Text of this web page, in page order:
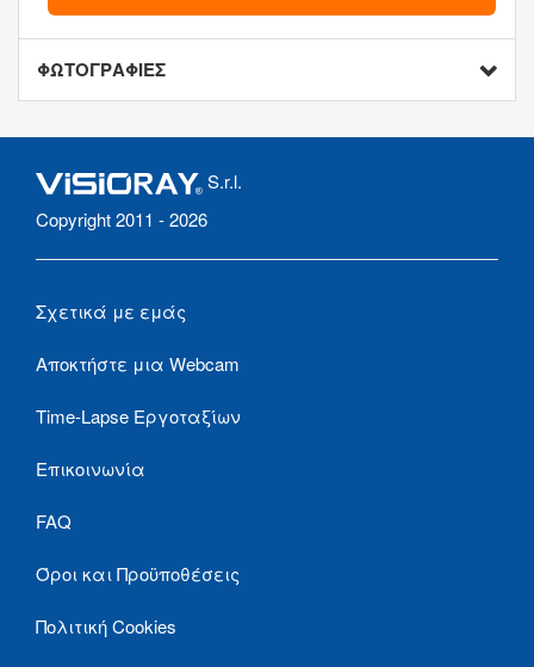
ΦΩΤΟΓΡΑΦΙΕΣ
S.r.l.
Copyright 2011 - 2026
Σχετικά με εμάς
Αποκτήστε μια Webcam
Time-Lapse Εργοταξίων
Επικοινωνία
FAQ
Όροι και Προϋποθέσεις
Πολιτική Cookies